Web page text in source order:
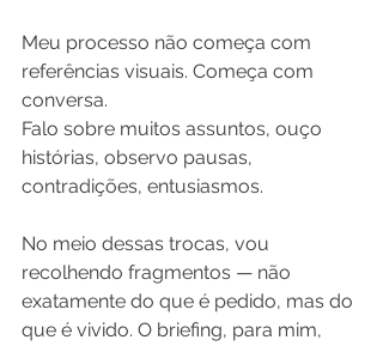
Meu processo não começa com
referências visuais. Começa com
conversa.
Falo sobre muitos assuntos, ouço
histórias, observo pausas,
contradições, entusiasmos.
No meio dessas trocas, vou
recolhendo fragmentos — não
exatamente do que é pedido, mas do
que é vivido. O briefing, para mim,